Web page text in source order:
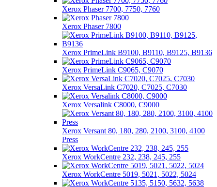
Xerox Phaser 7700, 7750, 7760
Xerox Phaser 7800
Xerox PrimeLink B9100, B9110, B9125, B9136
Xerox PrimeLink C9065, C9070
Xerox VersaLink C7020, C7025, C7030
Xerox Versalink C8000, C9000
Xerox Versant 80, 180, 280, 2100, 3100, 4100
Press
Xerox WorkCentre 232, 238, 245, 255
Xerox WorkCentre 5019, 5021, 5022, 5024